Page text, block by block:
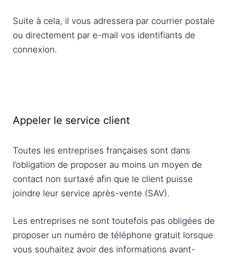
Suite à cela, il vous adressera par courrier postale
ou directement par e-mail vos identifiants de
connexion.
Appeler le service client
Toutes les entreprises françaises sont dans
l’obligation de proposer au moins un moyen de
contact non surtaxé afin que le client puisse
joindre leur service après-vente (SAV).
Les entreprises ne sont toutefois pas obligées de
proposer un numéro de téléphone gratuit lorsque
vous souhaitez avoir des informations avant-